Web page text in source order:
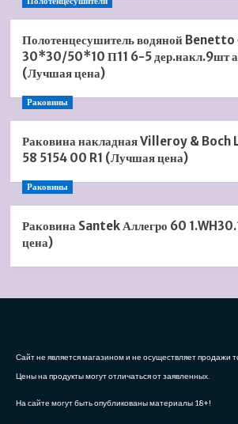
Полотенцесушитель водяной Benetto
30*30/50*10 П11 6-5 дер.накл.9шт
(Лучшая цена)
Раковины
Раковина накладная Villeroy & Boch
58 5154 00 R1 (Лучшая цена)
Раковины
Раковина Santek Аллегро 60
цена)
Сайт не является магазином и не осуществляет продажи
Цены на продукты могут отличаться от заявленных.
На сайте могут быть опубликованы материалы 18+!